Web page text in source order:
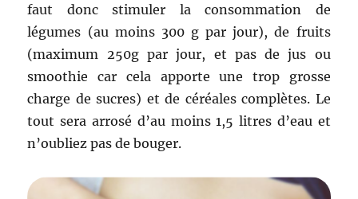
faut donc stimuler la consommation de
légumes (au moins 300 g par jour), de fruits
(maximum 250g par jour, et pas de jus ou
smoothie car cela apporte une trop grosse
charge de sucres) et de céréales complètes. Le
tout sera arrosé d’au moins 1,5 litres d’eau et
n’oubliez pas de bouger.